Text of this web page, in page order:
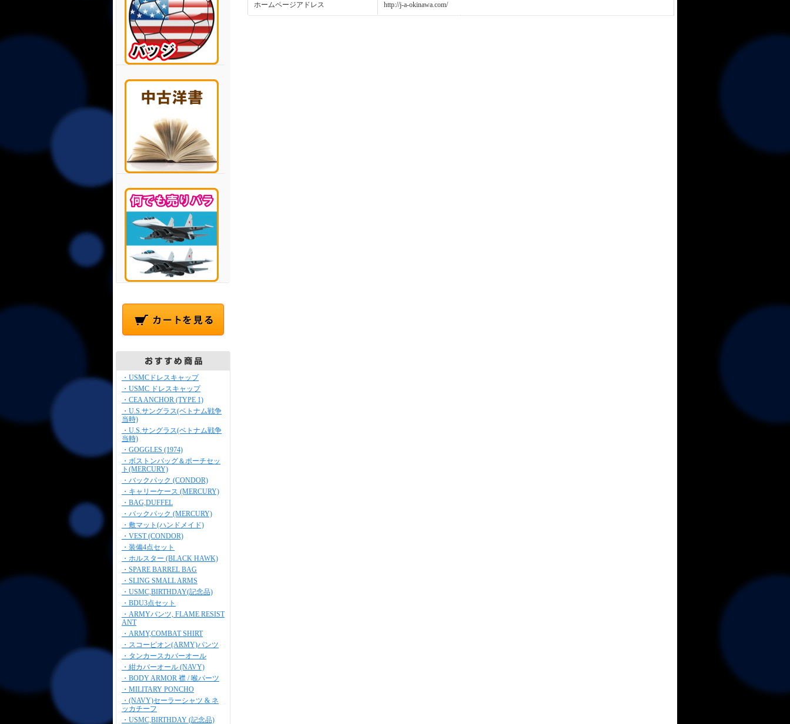
・USMCドレスキャップ
・USMC ドレスキャップ
・CEA ANCHOR (TYPE 1)
・U.S.サングラス(ベトナム戦争
当時)
・U.S.サングラス(ベトナム戦争
当時)
・GOGGLES (1974)
・ボストンバッグ＆ポーチセッ
ト(MERCURY)
・バックパック (CONDOR)
・キャリーケース (MERCURY)
・BAG,DUFFEL
・バックパック (MERCURY)
・敷マット(ハンドメイド)
・VEST (CONDOR)
・装備4点セット
・ホルスター (BLACK HAWK)
・SPARE BARREL BAG
・SLING SMALL ARMS
・USMC,BIRTHDAY(記念品)
・BDU3点セット
・ARMYパンツ, FLAME RESIST
ANT
・ARMY,COMBAT SHIRT
・スコーピオン(ARMY)パンツ
・タンカースカバーオール
・紺カバーオール (NAVY)
・BODY ARMOR 襟 / 喉パーツ
・MILITARY PONCHO
・(NAVY)セーラーシャツ & ネ
ッカチーフ
・USMC,BIRTHDAY (記念品)
ホームページアドレス http://j-a-okinawa.com/